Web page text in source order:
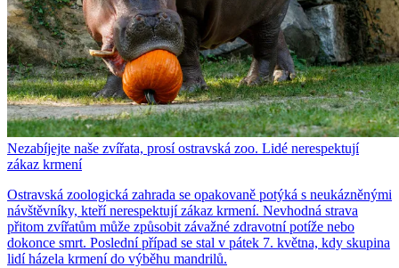
Nezabíjejte naše zvířata, prosí ostravská zoo. Lidé nerespektují
zákaz krmení
Ostravská zoologická zahrada se opakovaně potýká s neukázněnými
návštěvníky, kteří nerespektují zákaz krmení. Nevhodná strava
přitom zvířatům může způsobit závažné zdravotní potíže nebo
dokonce smrt. Poslední případ se stal v pátek 7. května, kdy skupina
lidí házela krmení do výběhu mandrilů.